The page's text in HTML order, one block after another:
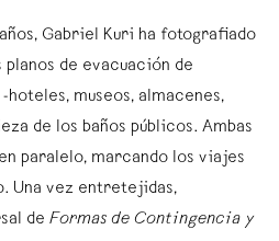
Gabriel Kuri ha fotografiado
de evacuación de
museos, almacenes,
de los baños públicos. Ambas
paralelo, marcando los viajes
Una vez entretejidas,
de Formas de Contingencia y